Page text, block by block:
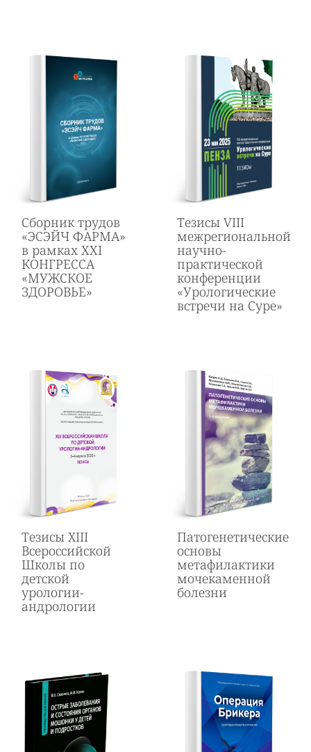
Сборник трудов
«ЭСЭЙЧ ФАРМА»
в рамках ХХІ
КОНГРЕССА
«МУЖСКОЕ
ЗДОРОВЬЕ»
Тезисы VIII
межрегиональной
научно-
практической
конференции
«Урологические
встречи на Суре»
Тезисы XIII
Всероссийской
Школы по
детской
урологии-
андрологии
Патогенетические
основы
метафилактики
мочекаменной
болезни